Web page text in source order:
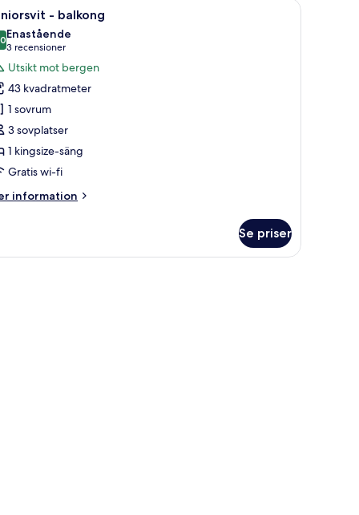
en TV, ett skrivbord och utsikt över omgivningarna.
Ett modernt hotellrum med en soffa, ett
5 - balkong
av 10
Enastående
3 recensioner
(3 recensioner)
Utsikt mot bergen
43 kvadratmeter
1 sovrum
3 sovplatser
1 kingsize-säng
Gratis wi-fi
information
Se priser